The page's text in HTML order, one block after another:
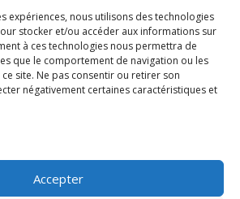
expériences, nous utilisons des technologies
stocker et/ou accéder aux informations sur
à ces technologies nous permettra de
que le comportement de navigation ou les
site. Ne pas consentir ou retirer son
négativement certaines caractéristiques et
Accepter
Hôtel de ville de Pietra di Verde
Le village
20230 Pietra di Verde
Pietra Di Verde – Réalisation